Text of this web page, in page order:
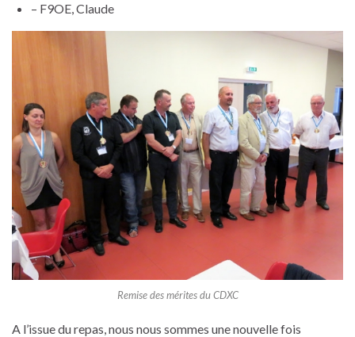
– F9OE, Claude
Remise des mérites du CDXC
A l’issue du repas, nous nous sommes une nouvelle fois